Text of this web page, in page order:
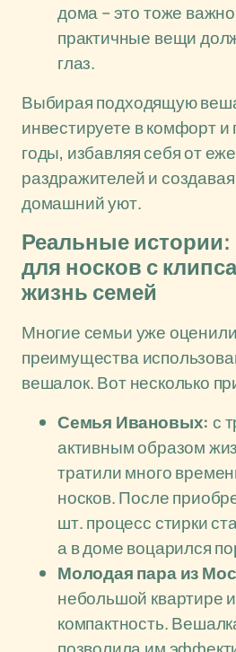
дома – это тоже
практичные вещи
глаз.
Выбирая подходящую
инвестируете в комфорт и
годы, избавляя себя от
раздражителей и
домашний уют.
Реальные истории:
для носков с
жизнь семей
Многие семьи уже
преимущества
вешалок. Вот несколько
Семья Ивановых: с
активным образом
тратили много
носков. После
шт. процесс стирки
а в доме воцарился
Молодая пара из
небольшой квартире
компактность.